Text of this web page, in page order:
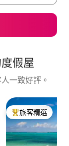
假屋
一致好評。
旅客精選榜首
旅客精選